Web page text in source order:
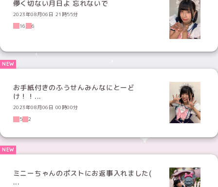
儚く切ない月日よ 忘れないで
2023年08月06日 21時55分
16
6
お手紙付きのふうせんみんなにとーど
け！！...
2023年08月06日 00時00分
5
2
ミニーちゃんのポストにお返事入れました(
...